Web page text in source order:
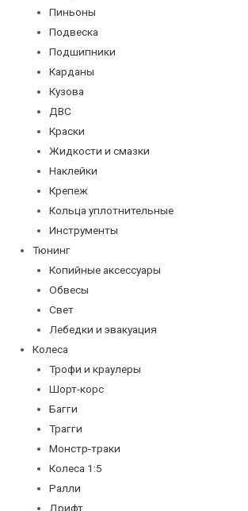
Пиньоны
Подвеска
Подшипники
Карданы
Кузова
ДВС
Краски
Жидкости и смазки
Наклейки
Крепеж
Кольца уплотнительные
Инструменты
Тюнинг
Копийные аксессуары
Обвесы
Свет
Лебедки и эвакуация
Колеса
Трофи и краулеры
Шорт-корс
Багги
Трагги
Монстр-траки
Колеса 1:5
Ралли
Дрифт